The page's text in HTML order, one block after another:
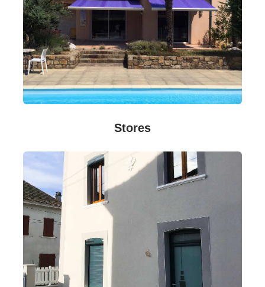
Stores